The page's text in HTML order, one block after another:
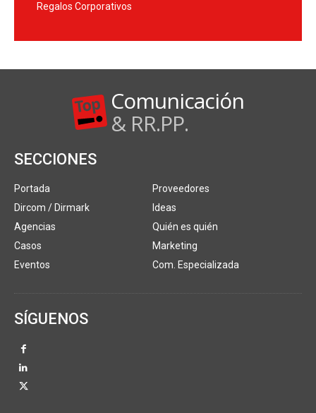
Regalos Corporativos
Comunicación
& RR.PP.
SECCIONES
Portada
Dircom / Dirmark
Agencias
Casos
Eventos
Proveedores
Ideas
Quién es quién
Marketing
Com. Especializada
SÍGUENOS